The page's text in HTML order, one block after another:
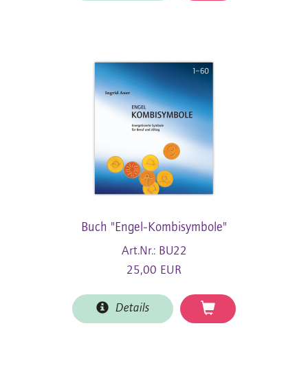
Buch "Engel-Kombisymbole"
Art.Nr.: BU22
25,00 EUR
Details